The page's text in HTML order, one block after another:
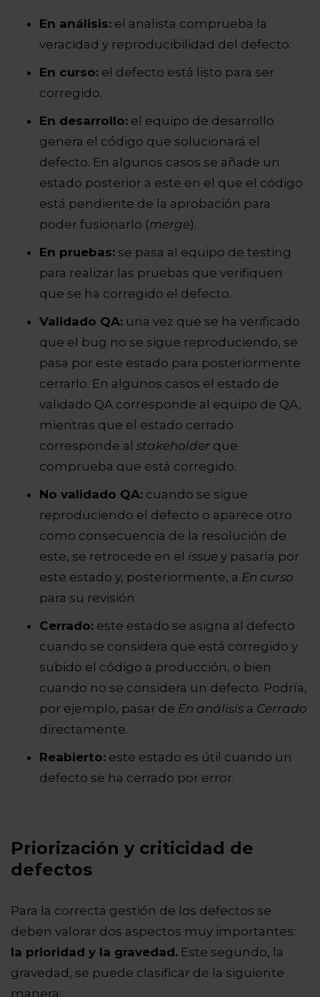
En análisis: el analista comprueba la
veracidad y reproducibilidad del defecto.
En curso: el defecto está listo para ser
corregido.
En desarrollo: el equipo de desarrollo
genera el código que solucionará el
defecto. En algunos casos se añade un
estado posterior a este en el que el código
está pendiente de la aprobación para
poder fusionarlo (merge).
En pruebas: se pasa al equipo de testing
para realizar las pruebas que verifiquen
que se ha corregido el defecto.
Validado QA: una vez que se ha verificado
que el bug no se sigue reproduciendo, se
pasa por este estado para posteriormente
cerrarlo. En algunos casos el estado de
validado QA corresponde al equipo de QA,
mientras que el estado cerrado
corresponde al stakeholder que
comprueba que está corregido.
No validado QA: cuando se sigue
reproduciendo el defecto o aparece otro
como consecuencia de la resolución de
este, se retrocede en el issue y pasaría por
este estado y, posteriormente, a En curso
para su revisión.
Cerrado: este estado se asigna al defecto
cuando se considera que está corregido y
subido el código a producción, o bien
cuando no se considera un defecto. Podría,
por ejemplo, pasar de En análisis a Cerrado
directamente.
Reabierto: este estado es útil cuando un
defecto se ha cerrado por error.
Priorización y criticidad de
defectos
Para la correcta gestión de los defectos se
deben valorar dos aspectos muy importantes:
la prioridad y la gravedad. Este segundo, la
gravedad, se puede clasificar de la siguiente
manera: